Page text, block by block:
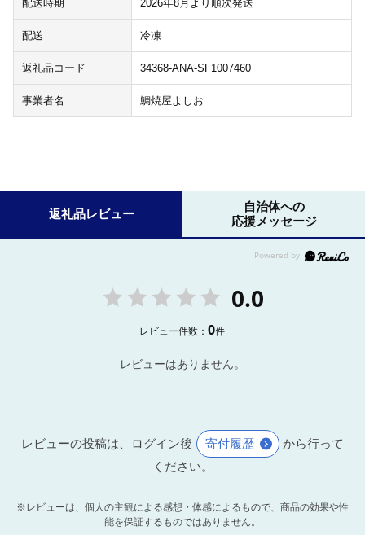
配送時期 2026年8月より順次発送
配送 冷凍
返礼品コード 34368-ANA-SF1007460
事業者名 鯛焼屋よしお
返礼品レビュー
自治体への
応援メッセージ
0.0
レビュー件数：0件
レビューはありません。
レビューの投稿は、ログイン後 寄付履歴
から行って
ください。
※レビューは、個人の主観による感想・体感によるもので、商品の効果や性
能を保証するものではありません。